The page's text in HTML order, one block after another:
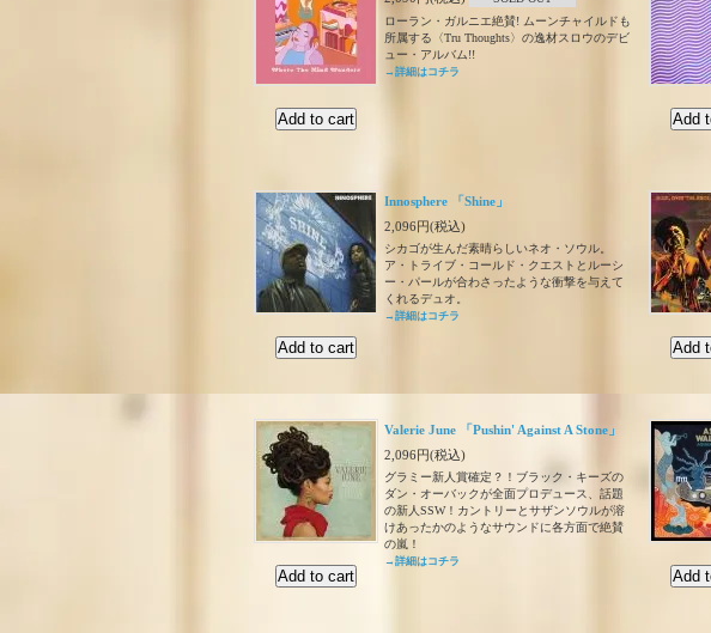
ローラン・ガルニエ絶賛! ムーンチャイルドも
所属する〈Tru Thoughts〉の逸材スロウのデビ
ュー・アルバム!!
→詳細はコチラ
Innosphere 「Shine」
2,096円(税込)
シカゴが生んだ素晴らしいネオ・ソウル。
ア・トライブ・コールド・クエストとルーシ
ー・パールが合わさったような衝撃を与えて
くれるデュオ。
→詳細はコチラ
Valerie June 「Pushin' Against A Stone」
2,096円(税込)
グラミー新人賞確定？！ブラック・キーズの
ダン・オーバックが全面プロデュース、話題
の新人SSW！カントリーとサザンソウルが溶
けあったかのようなサウンドに各方面で絶賛
の嵐！
→詳細はコチラ